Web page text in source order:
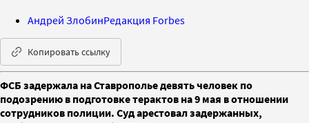
Андрей ЗлобинРедакция Forbes
Копировать ссылку
ФСБ задержала на Ставрополье девять человек по
подозрению в подготовке терактов на 9 мая в отношении
сотрудников полиции. Суд арестовал задержанных,